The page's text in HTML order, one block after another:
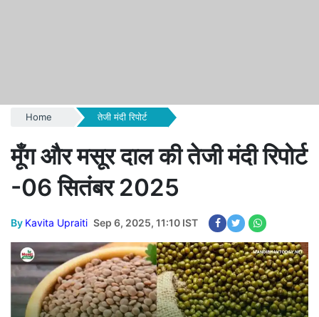
Home तेजी मंदी रिपोर्ट
मूँग और मसूर दाल की तेजी मंदी रिपोर्ट
-06 सितंबर 2025
By Kavita Upraiti Sep 6, 2025, 11:10 IST